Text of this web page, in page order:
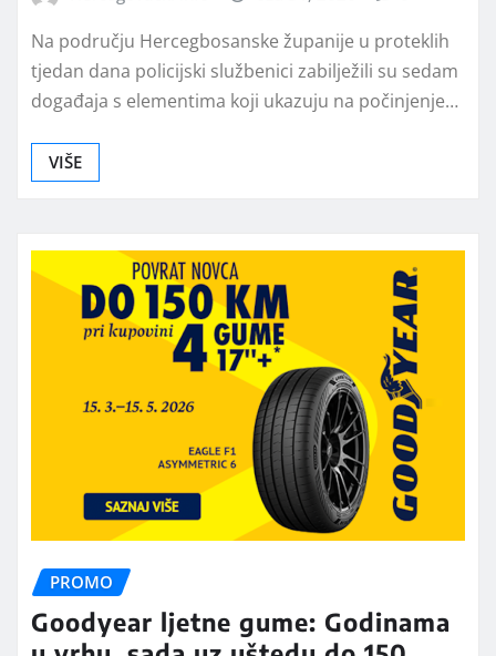
Na području Hercegbosanske županije u proteklih
tjedan dana policijski službenici zabilježili su sedam
događaja s elementima koji ukazuju na počinjenje…
VIŠE
PROMO
Goodyear ljetne gume: Godinama